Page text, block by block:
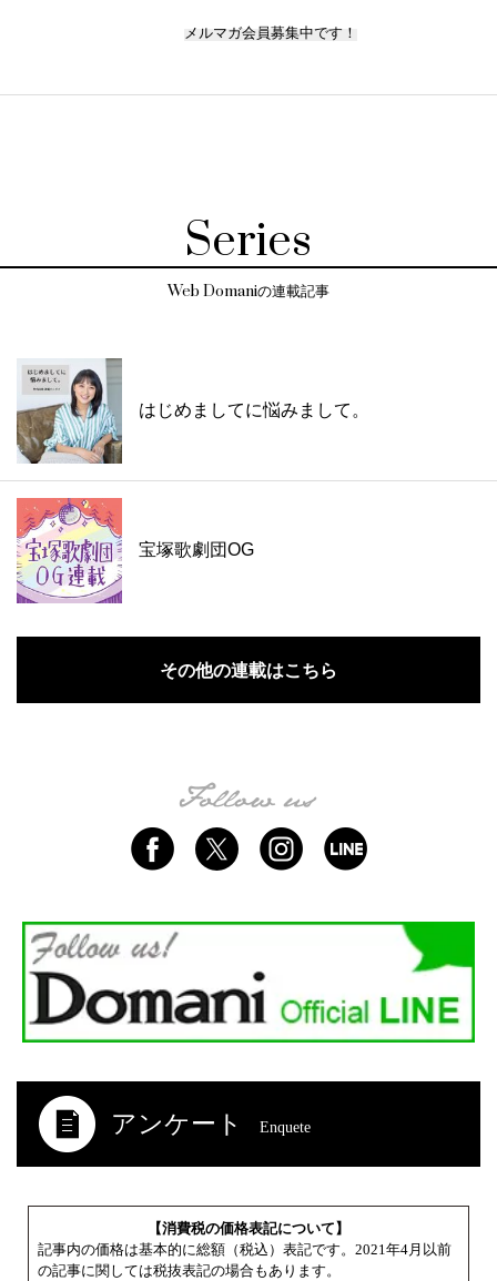
メルマガ会員募集中です！
Series
Web Domaniの連載記事
はじめましてに悩みまして。
宝塚歌劇団OG
その他の連載はこちら
アンケート Enquete
【消費税の価格表記について】
記事内の価格は基本的に総額（税込）表記です。2021年4月以前
の記事に関しては税抜表記の場合もあります。